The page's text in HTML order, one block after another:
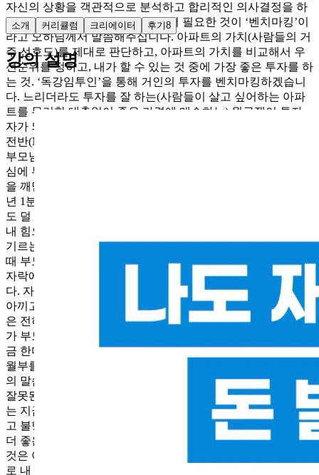
자신의 상황을 객관적으로 분석하고 합리적인 의사결정을 하
는 것이 어렵다는 점입니다. 그래서 필요한 것이 ‘벤치마킹’이
라고 오하님께서 말씀해주십니다. 아파트의 가치(사람들의 거
주 선호도)를 제대로 판단하고, 아파트의 가치를 비교해서 우
선순위를 정하고, 내가 할 수 있는 것 중에 가장 좋은 투자를 하
는 것. ‘독강임투인’을 통해 거인의 투자를 벤치마킹하겠습니
다. 느리더라도 투자를 잘 하는(사람들이 살고 싶어하는 아파
트를 무리한 대출없이 좋은 가격에 매수하는) 월급쟁이 투자
자가 되겠습니다.#앞으로의 계획:[기계획] 7월 자실 → 8월 실
전반(MVP 혜택) → 9~12월 수도권 1호기 투자(무리한 범위 +
부모님 지원)지금 당장은 지름길 같지만 잘못된 길이다. 내 욕
심에 부모님까지 희생(도와주시겠다고 했지만) 시키려고 했음
을 깨닫는다.[변경안] 7~9월 자실+특강 → 10월 지투기 → '26
년 1분기 지방 1호기 투자(안정적 범위 + 내 힘으로)느리더라
도 덜 벌더라도 올바른 길이다. 수익도 좋지만 내 삶의 궤도를
내 힘으로 수정하고, 돈을 다룰 수 있는 마인드와 투자 실력을
기르는 것이 더 중요함을 깨닫는다. 내가 먼저 올바른 길로 갈
때 부모님의 도움도 더 크게 빛날 수 있다.#나의 다짐:강의 끝
자락에 오하님의 어머니 이야기를 듣고 부모님 생각이 났습니
다. 자식에게만큼은 돈 걱정을 물려주고 싶지 않아 아끼고 또
아끼고, 더 벌기 위해 힘든 일도 마다하지 않으면서 힘든 내색
은 전혀 내지 않던 부모님의 위대함과 자식에 대한 사랑을 제
가 부모가 되어서야 깨달았습니다.‘너무 늦은 건 아닐까’, ‘지
금 한다고 얼마나 달라질 수 있을까’ 후회와 포기의 기로에서
월부를 만났습니다. 그리고 ‘새롭게 태어날 수 있다!’는 오하님
의 말씀에 용기를 얻습니다. 내가 살아온 발자취를 직시하고,
잘못된 선택에 의한 댓가를 지불하면서 삶의 궤도를 바꾸고 있
는 지금, 힘들고 지치고 괴롭지만 행복합니다. 과거에는 괴롭
고 불행했지만, 지금은 힘들고 행복합니다. 말이 이상하지만
더 좋은 표현을 찾지 못하겠습니다. 삶이 획기적으로 변화된
것은 아니지만 내 노력으로, 내 선택으로, 내가 원하는 방향으
로 내 삶을 이끌어 나가고 있다는 만족감이 부정적인 감정과
소개 커리큘럼 크리에이터 후기8
강의 설명